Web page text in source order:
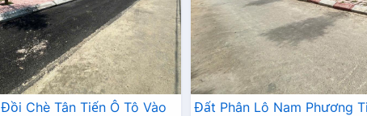
Chè Tân Tiến Ô Tô Vào
Đất Phân Lô Nam Phương